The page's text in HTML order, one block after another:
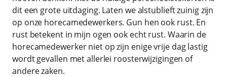
dit een grote uitdaging. Laten we alstublieft zuinig zijn
op onze horecamedewerkers. Gun hen ook rust. En
rust betekent in mijn ogen ook echt rust. Waarin de
horecamedewerker niet op zijn enige vrije dag lastig
wordt gevallen met allerlei roosterwijzigingen of
andere zaken.